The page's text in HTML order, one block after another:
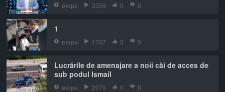
вчера 3359 0 0
1
вчера 1707 0 0
Lucrările de amenajare a noii căi de acces de
sub podul Ismail
вчера 2979 0 0